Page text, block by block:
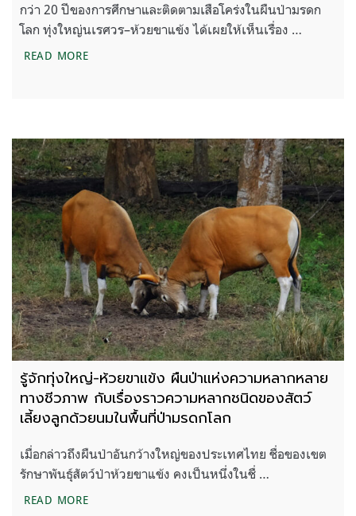
กว่า 20 ปีของการศึกษาและติดตามเสือโคร่งในผืนป่ามรดก
โลก ทุ่งใหญ่นเรศวร–ห้วยขาแข้ง ได้เผยให้เห็นเรื่อง …
READ MOREสองทศวรรษแห่งการศึกษาเสือโคร่งในผืนป่ามรดกโ
รู้จักทุ่งใหญ่-ห้วยขาแข้ง ผืนป่าแห่งความหลากหลาย
ทางชีวภาพ กับเรื่องราวความหลากชนิดของสัตว์
เลี้ยงลูกด้วยนมในพื้นที่ป่ามรดกโลก
เมื่อกล่าวถึงผืนป่าอันกว้างใหญ่ของประเทศไทย ชื่อของเขต
รักษาพันธุ์สัตว์ป่าห้วยขาแข้ง คงเป็นหนึ่งในชื่ …
READ MOREรู้จักทุ่งใหญ่-ห้วยขาแข้ง ผืนป่าแห่งความหลากหลายท